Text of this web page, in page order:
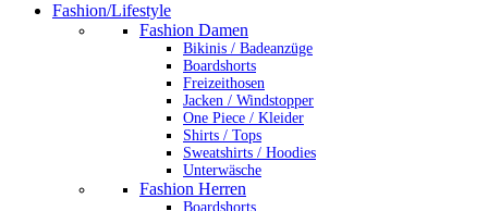
Fashion/Lifestyle
Fashion Damen
Bikinis / Badeanzüge
Boardshorts
Freizeithosen
Jacken / Windstopper
One Piece / Kleider
Shirts / Tops
Sweatshirts / Hoodies
Unterwäsche
Fashion Herren
Boardshorts